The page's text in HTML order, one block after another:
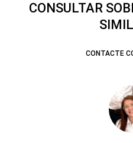
CONSULTAR
CONTACTE